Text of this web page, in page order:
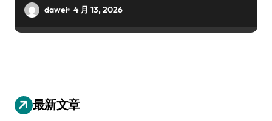
dawei 4 月 13, 2026
最新文章